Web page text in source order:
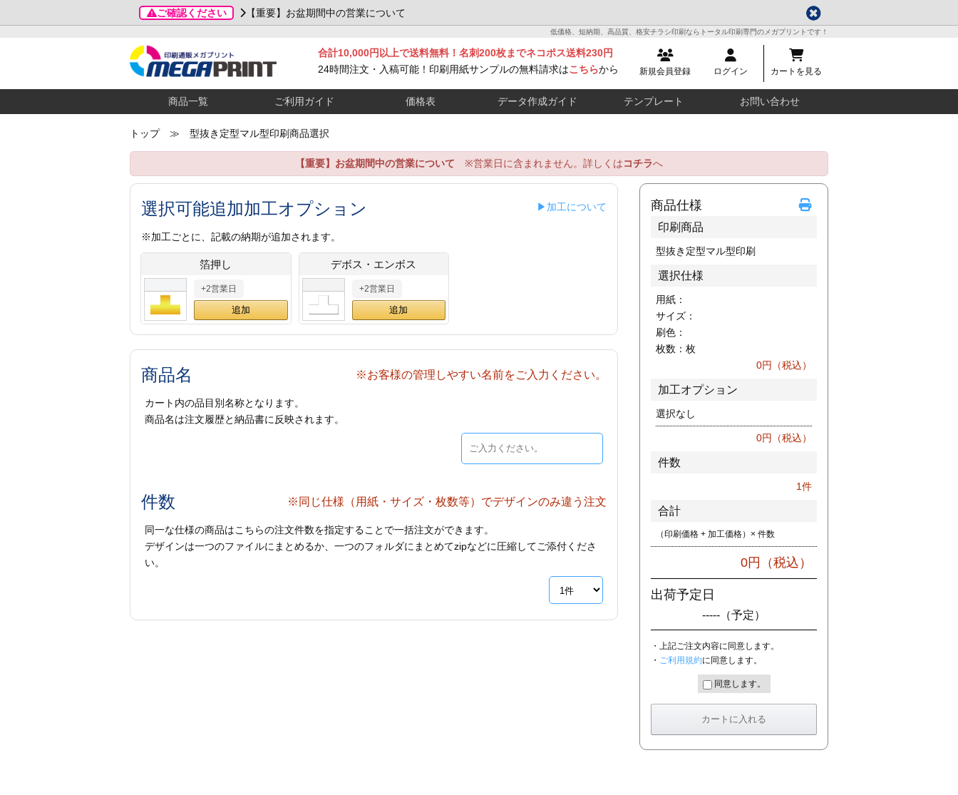
ご確認ください 【重要】お盆期間中の営業について
低価格、短納期、高品質、格安チラシ印刷ならトータル印刷専門のメガプリントです！
新規会員登録 ログイン カートを見る
合計10,000円以上で送料無料！名刺200枚までネコポス送料230円
24時間注文・入稿可能！印刷用紙サンプルの無料請求はこちらから
商品一覧 ご利用ガイド 価格表 データ作成ガイド テンプレート お問い合わせ
トップ≫ 型抜き定型マル型印刷商品選択
【重要】お盆期間中の営業について ※営業日に含まれません。詳しくはコチラへ
選択可能追加加工オプション ▶加工について
※加工ごとに、記載の納期が追加されます。
箔押し
+2営業日
デボス・エンボス
+2営業日
商品名 ※お客様の管理しやすい名前をご入力ください。
カート内の品目別名称となります。
商品名は注文履歴と納品書に反映されます。
件数 ※同じ仕様（用紙・サイズ・枚数等）でデザインのみ違う注文
同一な仕様の商品はこちらの注文件数を指定することで一括注文ができます。
デザインは一つのファイルにまとめるか、一つのフォルダにまとめてzipなどに圧縮してご添付くださ
い。
商品仕様
印刷商品
型抜き定型マル型印刷
選択仕様
用紙：
サイズ：
刷色：
枚数： 枚
0円（税込）
加工オプション
選択なし
0円（税込）
件数
1件
合計
（印刷価格 + 加工価格）× 件数
0円（税込）
出荷予定日
----- （予定）
・上記ご注文内容に同意します。
・ ご利用規約に同意します。
同意します。